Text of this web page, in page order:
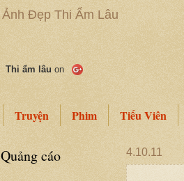
Ảnh Đẹp Thi Ẩm Lâu
Thi ẩm lâu on
Truyện Phim Tiếu Viên
4.10.11
Quảng cáo